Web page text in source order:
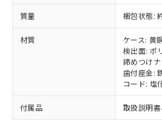
質量 梱包状態:
材質
ケース: 黄
検出面: ポ
締めつけ
歯付座金:
コード: 塩
付属品 取扱説明
在庫状況および標準価
事前の承諾なく第三
示しないようお願い
マイパーツ機能（部
ビス）をご利用いた
メンバーズにご登録さ
お客様が当ウェブサ
登録された部品リス
※2 対応予定月
部品在庫の切り替え状況な
月が前後することがありま
※3 非含有証明書ダウン
「ｅ」：有害物質（10物質
準値以下であることを示し
「10」：通常の使用状況
質が外部に漏えいし、環境
及ぼさない年数を意味しま
「－」：未確認です。当社
い合わせください。
使用いたしません。
当社は、貴社製品を第
場合は、上記1、2お
該第三者に通知しま
販売先および販売に
法に輸出するおそれ
り引きをいたしませ
たはお客様担当
機器販売店・当社
認ください)
受注生産機種、
情報を公開して